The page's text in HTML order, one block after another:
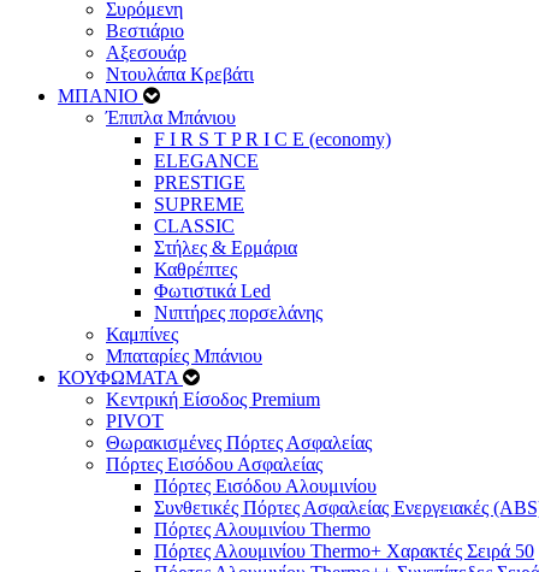
Συρόμενη
Βεστιάριο
Αξεσουάρ
Ντουλάπα Κρεβάτι
ΜΠΑΝΙΟ
Έπιπλα Μπάνιου
F I R S T P R I C E (economy)
ELEGANCE
PRESTIGE
SUPREME
CLASSIC
Στήλες & Ερμάρια
Καθρέπτες
Φωτιστικά Led
Νιπτήρες πορσελάνης
Καμπίνες
Μπαταρίες Μπάνιου
ΚΟΥΦΩΜΑΤΑ
Κεντρική Είσοδος Premium
PIVOT
Θωρακισμένες Πόρτες Ασφαλείας
Πόρτες Εισόδου Ασφαλείας
Πόρτες Eισόδου Αλουμινίου
Συνθετικές Πόρτες Ασφαλείας Ενεργειακές
Πόρτες Αλουμινίου Thermo
Πόρτες Αλουμινίου Thermo+ Χαρακτές Σειρά 50